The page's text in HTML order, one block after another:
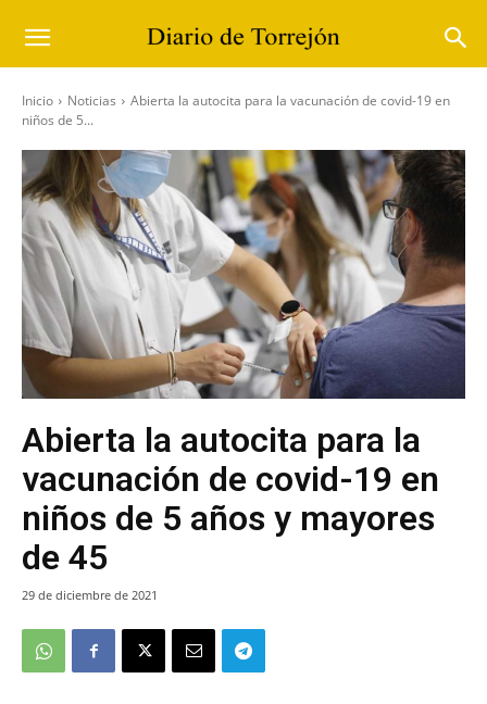
Inicio Noticias
Abierta la autocita para la vacunación de covid-19 en
niños de 5...
Abierta la autocita para la
vacunación de covid-19 en
niños de 5 años y mayores
de 45
29 de diciembre de 2021